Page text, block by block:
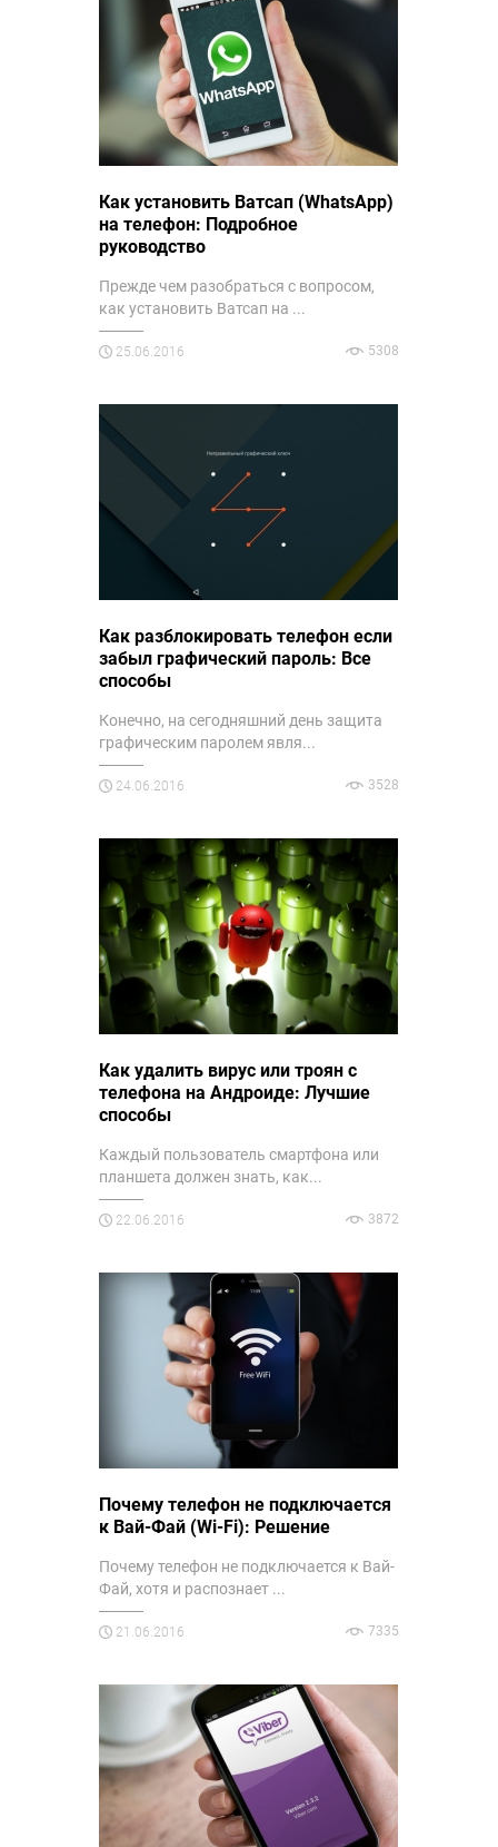
Как установить Ватсап (WhatsApp)
на телефон: Подробное
руководство
Прежде чем разобраться с вопросом,
как установить Ватсап на ...
25.06.2016 5308
Как разблокировать телефон если
забыл графический пароль: Все
способы
Конечно, на сегодняшний день защита
графическим паролем явля...
24.06.2016 3528
Как удалить вирус или троян c
телефона на Андроиде: Лучшие
способы
Каждый пользователь смартфона или
планшета должен знать, как...
22.06.2016 3872
Почему телефон не подключается
к Вай-Фай (Wi-Fi): Решение
Почему телефон не подключается к Вай-
Фай, хотя и распознает ...
21.06.2016 7335